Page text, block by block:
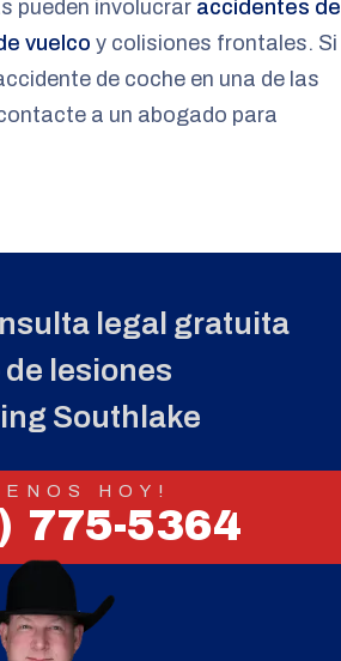
pueden involucrar accidentes de
vuelco y colisiones frontales. Si
de coche en una de las
a un abogado para
legal gratuita
lesiones
Southlake
HOY!
775-5364